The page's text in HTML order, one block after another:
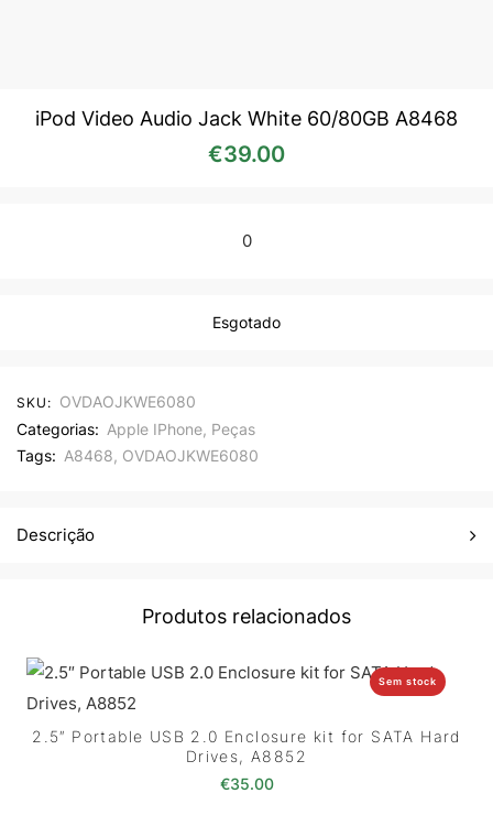
iPod Video Audio Jack White 60/80GB A8468
€39.00
0
Esgotado
SKU: OVDAOJKWE6080
Categorias: Apple IPhone, Peças
Tags: A8468, OVDAOJKWE6080
Descrição
Produtos relacionados
Sem stock
2.5″ Portable USB 2.0 Enclosure kit for SATA Hard
Drives, A8852
€35.00